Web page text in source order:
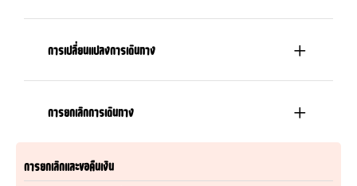
การเปลี่ยนแปลงการเดินทาง
การยกเลิกการเดินทาง
การยกเลิกและขอคืนเงิน